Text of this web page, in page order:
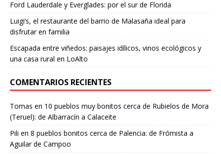
Ford Lauderdale y Everglades: por el sur de Florida
Luigi’s, el restaurante del barrio de Malasaña ideal para
disfrutar en familia
Escapada entre viñedos: paisajes idílicos, vinos ecológicos y
una casa rural en LoAlto
COMENTARIOS RECIENTES
Tomas en 10 pueblos muy bonitos cerca de Rubielos de Mora
(Teruel): de Albarracín a Calaceite
Pili en 8 pueblos bonitos cerca de Palencia: de Frómista a
Aguilar de Campoo